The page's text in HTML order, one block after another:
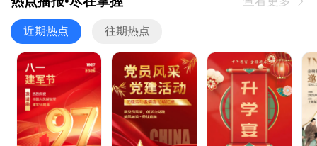
近期热点 往期热点